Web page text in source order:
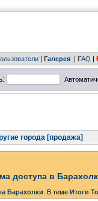
| Галерея | FAQ |
города [продажа]
доступа в
Барахолки . В теме Итоги